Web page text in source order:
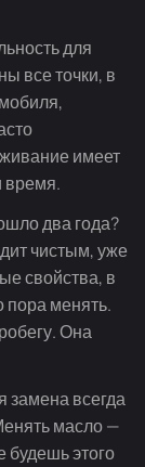
для
все точки, в
имеет
время.
два года?
чистым, уже
свойства, в
пора менять.
Она
замена всегда
масло —
будешь этого